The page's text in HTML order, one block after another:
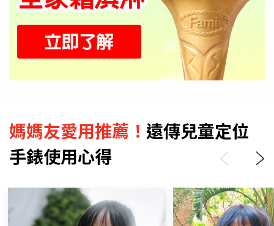
媽媽友愛用推薦！ 遠傳兒童定位
手錶使用心得
Previous Next